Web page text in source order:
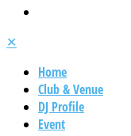
✕
Home
Club & Venue
DJ Profile
Event